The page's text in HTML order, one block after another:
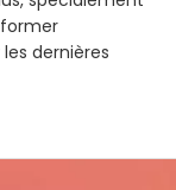
dernières